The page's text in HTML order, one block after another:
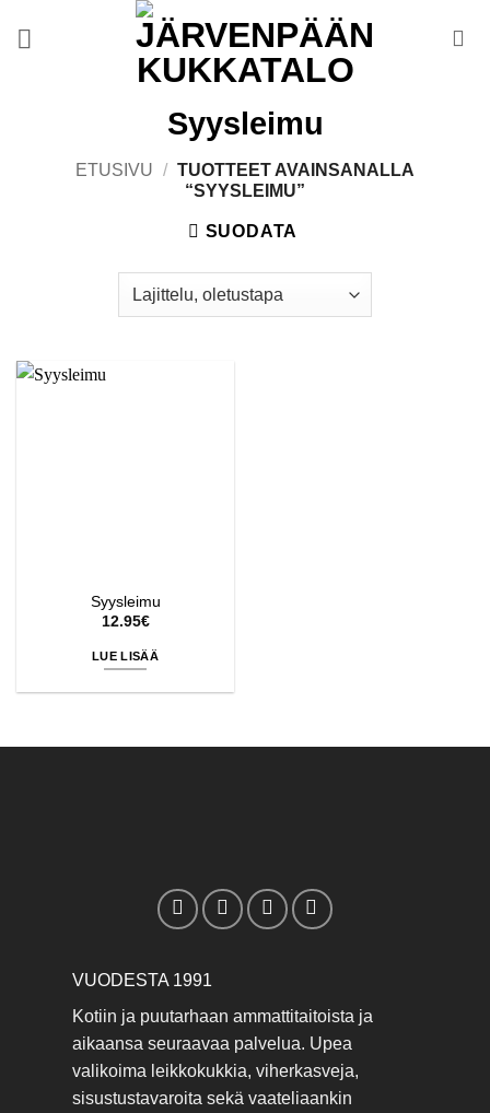
Syysleimu
ETUSIVU / TUOTTEET AVAINSANALLA
“SYYSLEIMU”
SUODATA
Syysleimu
12.95€
LUE LISÄÄ
VUODESTA 1991
Kotiin ja puutarhaan ammattitaitoista ja
aikaansa seuraavaa palvelua. Upea
valikoima leikkokukkia, viherkasveja,
sisustustavaroita sekä vaateliaankin